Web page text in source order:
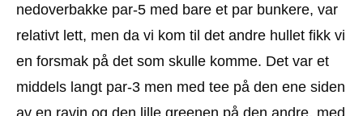
nedoverbakke par-5 med bare et par bunkere, var
relativt lett, men da vi kom til det andre hullet fikk vi
en forsmak på det som skulle komme. Det var et
middels langt par-3 men med tee på den ene siden
av en ravin og den lille greenen på den andre, med